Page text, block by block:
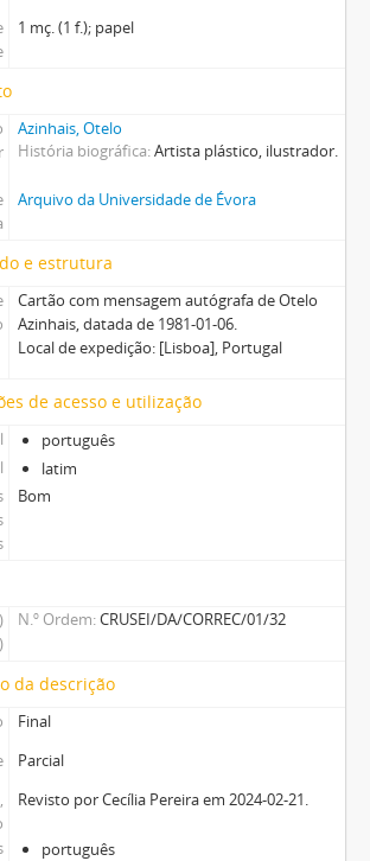
1 mç. (1 f.); papel
Azinhais, Otelo
História biográfica Artista plástico, ilustrador.
Arquivo da Universidade de Évora
e estrutura
Cartão com mensagem autógrafa de Otelo
Azinhais, datada de 1981-01-06.
Local de expedição: [Lisboa], Portugal
de acesso e utilização
português
latim
Bom
N.º Ordem CRUSEI/DA/CORREC/01/32
da descrição
Final
Parcial
Revisto por Cecília Pereira em 2024-02-21.
português